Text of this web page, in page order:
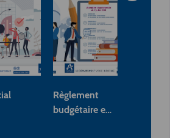
Règlement
budgétaire e…